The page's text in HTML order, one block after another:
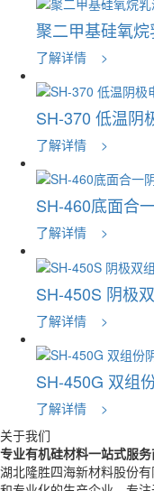
聚二甲基硅氧
了解详情 >
SH-370 低温阴
了解详情 >
SH-460底面合
了解详情 >
SH-450S 阴极
了解详情 >
SH-450G 双组
了解详情 >
关于我们
专业有机硅材料一站式服
湖北隆胜四海新材料股份